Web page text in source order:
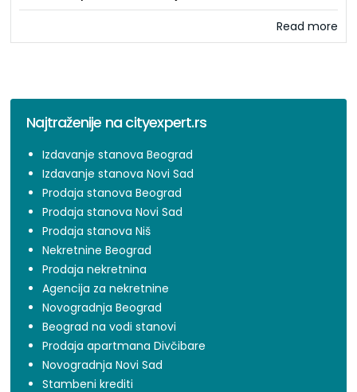
Read more
Najtraženije na cityexpert.rs
Izdavanje stanova Beograd
Izdavanje stanova Novi Sad
Prodaja stanova Beograd
Prodaja stanova Novi Sad
Prodaja stanova Niš
Nekretnine Beograd
Prodaja nekretnina
Agencija za nekretnine
Novogradnja Beograd
Beograd na vodi stanovi
Prodaja apartmana Divčibare
Novogradnja Novi Sad
Stambeni krediti